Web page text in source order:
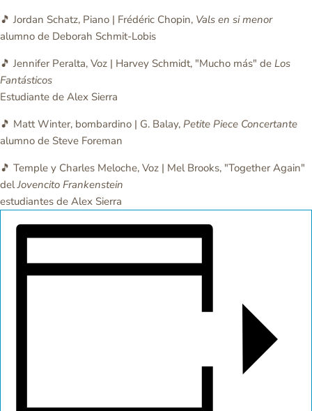
🎵 Jordan Schatz, Piano | Frédéric Chopin, Vals en si menor
alumno de Deborah Schmit-Lobis
🎵 Jennifer Peralta, Voz | Harvey Schmidt, "Mucho más" de Los
Fantásticos
Estudiante de Alex Sierra
🎵 Matt Winter, bombardino | G. Balay, Petite Piece Concertante
alumno de Steve Foreman
🎵 Temple y Charles Meloche, Voz | Mel Brooks, "Together Again"
delJovencito Frankenstein
estudiantes de Alex Sierra